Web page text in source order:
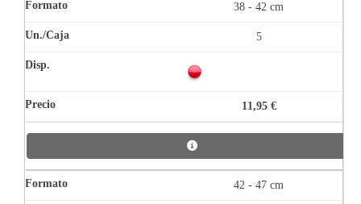
38 - 42 cm
5
11,95 €
42 - 47 cm